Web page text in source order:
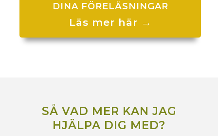
DINA FÖRELÄSNINGAR
Läs mer här →
SÅ VAD MER KAN JAG
HJÄLPA DIG MED?